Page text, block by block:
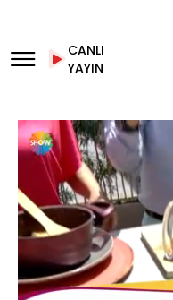
CANLI
YAYIN
Yüklendi:
21.97%